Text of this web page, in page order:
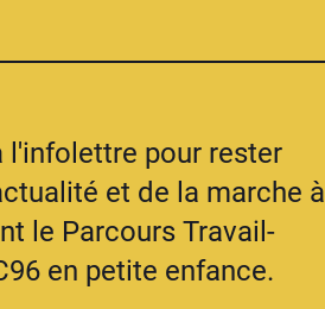
l'infolettre pour rester
et de la marche à
le Parcours Travail-
en petite enfance.